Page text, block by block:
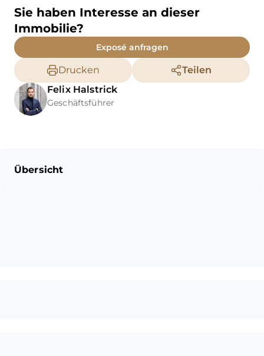
Sie haben Interesse an dieser
Immobilie?
Exposé anfragen
Drucken
Teilen
Felix Halstrick
Geschäftsführer
Übersicht